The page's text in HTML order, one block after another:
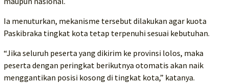
Ia menuturkan, mekanisme tersebut dilakukan agar kuota
Paskibraka tingkat kota tetap terpenuhi sesuai kebutuhan.
“Jika seluruh peserta yang dikirim ke provinsi lolos, maka
peserta dengan peringkat berikutnya otomatis akan naik
menggantikan posisi kosong di tingkat kota,” katanya.